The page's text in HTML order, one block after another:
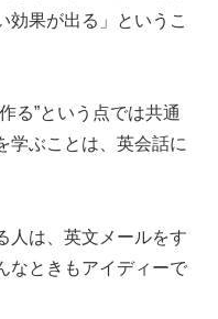
効果が出る」というこ
る”という点では共通
学ぶことは、英会話に
人は、英文メールをす
なときもアイディーで